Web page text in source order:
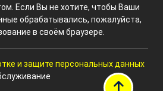
Если Вы не хотите, чтобы Ваши
обрабатывались, пожалуйста,
в своём браузере.
и защите персональных данных